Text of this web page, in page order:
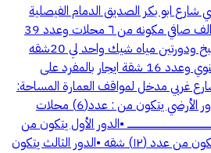
شارع ابو بكر الصديق الدمام الفيصلية
الدخل العام 1مليون و 266 الف صافي مكونه من ٦ محلات وعدد 39
شقة من غرفتين وصاله ومطبخ ودورتين مياه شيك واحد لي 20شقه
شركة مستأجرة 👉🏻دفعهم سنوي وعدد 16 شقة ايجار بالمفرد على
غربي مدخل لمواقف العمارة المساحة:
(٢٠٦٤,٥٠م) 👉🏻 التفاصيل: الدور الأرضي يتكون من : عدد(6) محلات
70 الف ـــــــــــــــــــــــــــــــــــــــــــــــــــــــ •الدور الأول يتكون من
عدد (٨) شقق •الدور الثاني يتكون من عدد (١٢) شقه •الدور الثالث يتكون